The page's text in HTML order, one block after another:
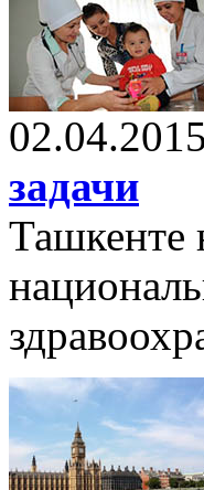
02.04.2015
задачи
Ташкенте